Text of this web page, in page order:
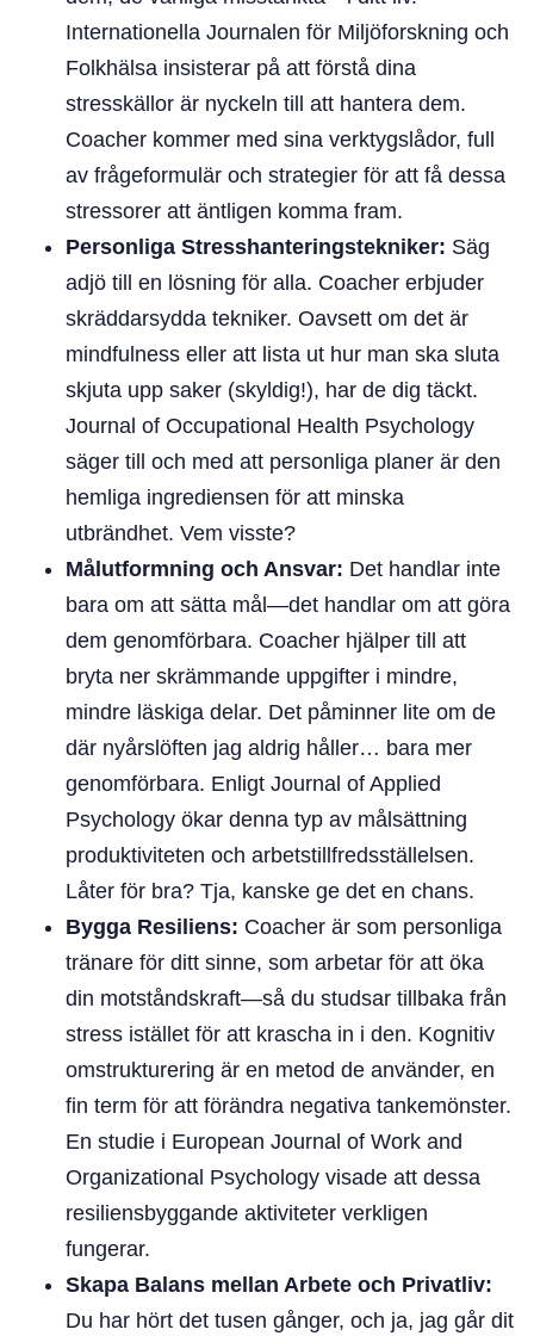
Internationella Journalen för Miljöforskning och
Folkhälsa insisterar på att förstå dina
stresskällor är nyckeln till att hantera dem.
Coacher kommer med sina verktygslådor, full
av frågeformulär och strategier för att få dessa
stressorer att äntligen komma fram.
Personliga Stresshanteringstekniker: Säg
adjö till en lösning för alla. Coacher erbjuder
skräddarsydda tekniker. Oavsett om det är
mindfulness eller att lista ut hur man ska sluta
skjuta upp saker (skyldig!), har de dig täckt.
Journal of Occupational Health Psychology
säger till och med att personliga planer är den
hemliga ingrediensen för att minska
utbrändhet. Vem visste?
Målutformning och Ansvar: Det handlar inte
bara om att sätta mål—det handlar om att göra
dem genomförbara. Coacher hjälper till att
bryta ner skrämmande uppgifter i mindre,
mindre läskiga delar. Det påminner lite om de
där nyårslöften jag aldrig håller… bara mer
genomförbara. Enligt Journal of Applied
Psychology ökar denna typ av målsättning
produktiviteten och arbetstillfredsställelsen.
Låter för bra? Tja, kanske ge det en chans.
Bygga Resiliens: Coacher är som personliga
tränare för ditt sinne, som arbetar för att öka
din motståndskraft—så du studsar tillbaka från
stress istället för att krascha in i den. Kognitiv
omstrukturering är en metod de använder, en
fin term för att förändra negativa tankemönster.
En studie i European Journal of Work and
Organizational Psychology visade att dessa
resiliensbyggande aktiviteter verkligen
fungerar.
Skapa Balans mellan Arbete och Privatliv:
Du har hört det tusen gånger, och ja, jag går dit